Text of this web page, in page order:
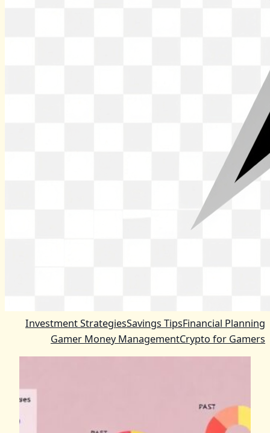
Investment StrategiesSavings TipsFinancial Planning
Gamer Money ManagementCrypto for Gamers